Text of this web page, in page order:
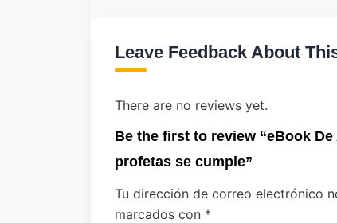
Leave Feedback About
There are no reviews yet.
Be the first to review “eBook
profetas se cumple”
Tu dirección de correo electrónico
marcados con *